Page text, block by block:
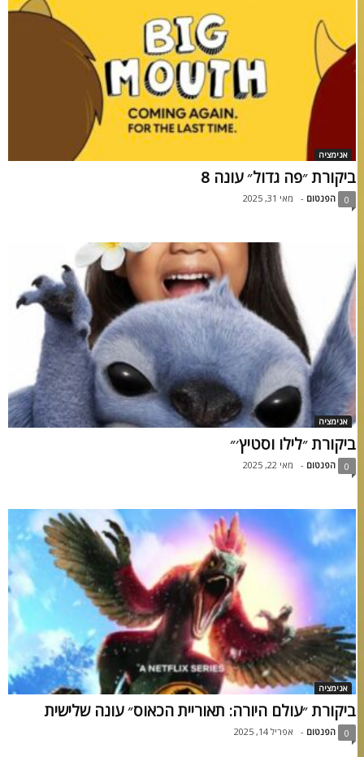
אנימציה
ביקורת ״פה גדול״ עונה 8
הפנטום מאי 31, 2025 0
אנימציה
ביקורת ״לילו וסטיץ׳״
הפנטום מאי 22, 2025 0
אנימציה
ביקורת ״עולם היורה: תאוריית הכאוס״ עונה שלישית
הפנטום אפריל 14, 2025 0